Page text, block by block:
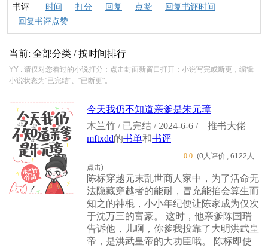
书评 时间 打分 回复 点赞
回复书评时间
回复书评点赞
当前: 全部分类 / 按时间排行
YY : 请仅对您看过的小说打分；点击封面新窗口打开；小说写完或断更，编辑
小说状态为"已完结"、"已断更"。
今天我仍不知道亲爹是朱元璋
木兰竹 / 已完结 / 2024-6-6 /
推书大佬
mftxdd的书单和书评
0.0 (0人评价 , 6122人
点击)
陈标穿越元末乱世商人家中，为了活命无
法隐藏穿越者的能耐，冒充能掐会算生而
知之的神棍，小小年纪便让陈家成为仅次
于沈万三的富豪。 这时，他亲爹陈国瑞
告诉他，儿啊，你爹我投靠了大明洪武皇
帝，是洪武皇帝的大功臣哦。 陈标即使